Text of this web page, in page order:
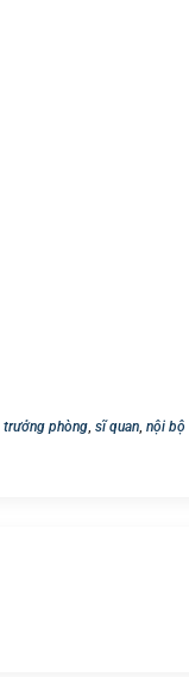
trưởng phòng, sĩ quan, nội bộ